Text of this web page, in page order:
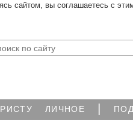
сайтом, вы соглашаетесь с
ЛИЧНОЕ |